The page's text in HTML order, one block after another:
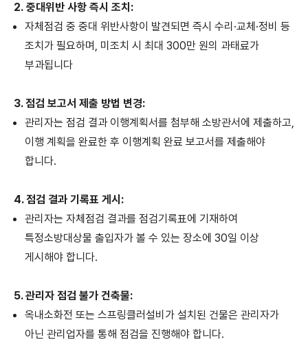
2. 중대위반 사항 즉시 조치:
자체점검 중 중대 위반사항이 발견되면 즉시 수리·교체·정비 등
조치가 필요하며, 미조치 시 최대 300만 원의 과태료가
부과됩니다
3. 점검 보고서 제출 방법 변경:
관리자는 점검 결과 이행계획서를 첨부해 소방관서에 제출하고,
이행 계획을 완료한 후 이행계획 완료 보고서를 제출해야
합니다.
4. 점검 결과 기록표 게시:
관리자는 자체점검 결과를 점검기록표에 기재하여
특정소방대상물 출입자가 볼 수 있는 장소에 30일 이상
게시해야 합니다.
5. 관리자 점검 불가 건축물:
옥내소화전 또는 스프링클러설비가 설치된 건물은 관리자가
아닌 관리업자를 통해 점검을 진행해야 합니다.